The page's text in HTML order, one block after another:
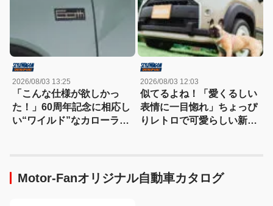
2026/08/03 13:25
「こんな仕様が欲しかっ
た！」60周年記念に相応し
い“ワイルド”なカローラク
2026/08/03 12:03
似てるよね！「愛くるしい
表情に一目惚れ」ちょっぴ
りレトロで可愛らしい新型
Motor-Fanオリジナル自動車カタログ